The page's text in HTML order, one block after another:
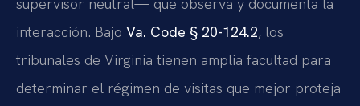
supervisor neutral— que observa y documenta la
interacción. Bajo Va. Code § 20-124.2, los
tribunales de Virginia tienen amplia facultad para
determinar el régimen de visitas que mejor proteja